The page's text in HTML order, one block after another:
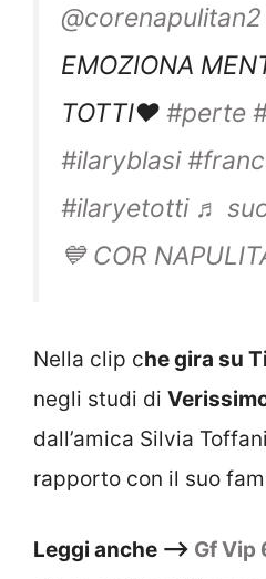
@corenapulitan2
EMOZIONA
TOTTI❤️ #perte
#ilaryblasi
#ilaryetotti ♬
💙 COR
Nella clip che gira su
negli studi di
dall’amica Silvia
rapporto con il suo
Leggi anche –> Gf Vip